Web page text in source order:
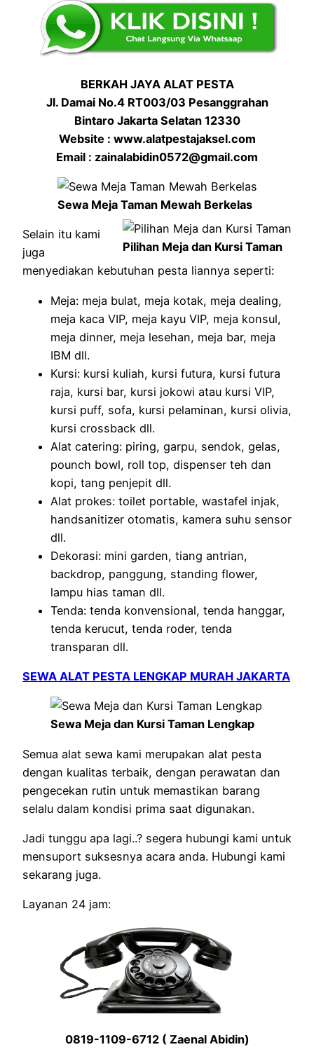
BERKAH JAYA ALAT PESTA
Jl. Damai No.4 RT003/03 Pesanggrahan
Bintaro Jakarta Selatan 12330
Website : www.alatpestajaksel.com
Email : zainalabidin0572@gmail.com
Sewa Meja Taman Mewah Berkelas
Pilihan Meja dan Kursi Taman
Selain itu kami
juga
menyediakan kebutuhan pesta liannya seperti:
Meja: meja bulat, meja kotak, meja dealing,
meja kaca VIP, meja kayu VIP, meja konsul,
meja dinner, meja lesehan, meja bar, meja
IBM dll.
Kursi: kursi kuliah, kursi futura, kursi futura
raja, kursi bar, kursi jokowi atau kursi VIP,
kursi puff, sofa, kursi pelaminan, kursi olivia,
kursi crossback dll.
Alat catering: piring, garpu, sendok, gelas,
pounch bowl, roll top, dispenser teh dan
kopi, tang penjepit dll.
Alat prokes: toilet portable, wastafel injak,
handsanitizer otomatis, kamera suhu sensor
dll.
Dekorasi: mini garden, tiang antrian,
backdrop, panggung, standing flower,
lampu hias taman dll.
Tenda: tenda konvensional, tenda hanggar,
tenda kerucut, tenda roder, tenda
transparan dll.
SEWA ALAT PESTA LENGKAP MURAH JAKARTA
Sewa Meja dan Kursi Taman Lengkap
Semua alat sewa kami merupakan alat pesta
dengan kualitas terbaik, dengan perawatan dan
pengecekan rutin untuk memastikan barang
selalu dalam kondisi prima saat digunakan.
Jadi tunggu apa lagi..? segera hubungi kami untuk
mensuport suksesnya acara anda. Hubungi kami
sekarang juga.
Layanan 24 jam:
0819-1109-6712 ( Zaenal Abidin)